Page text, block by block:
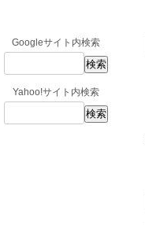
Googleサイト内検索
Yahoo!サイト内検索